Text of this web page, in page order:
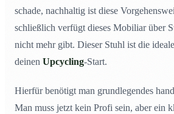
schade, nachhaltig ist diese
schließlich verfügt dieses Mobiliar über
nicht mehr gibt. Dieser Stuhl ist die
deinen Upcycling-Start.
Hierfür benötigt man grundlegendes
Man muss jetzt kein Profi sein, aber ein